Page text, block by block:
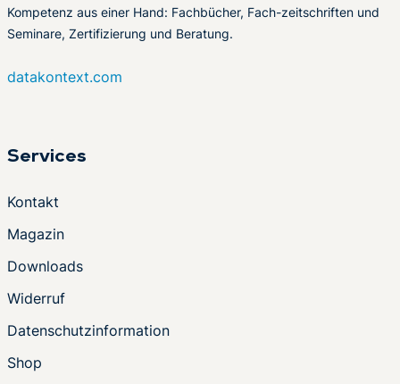
Kompetenz aus einer Hand: Fachbücher, Fach-zeitschriften und
Seminare, Zertifizierung und Beratung.
datakontext.com
Services
Kontakt
Magazin
Downloads
Widerruf
Datenschutzinformation
Shop